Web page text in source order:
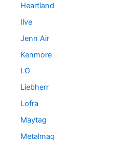
Heartland
Ilve
Jenn Air
Kenmore
LG
Liebherr
Lofra
Maytag
Metalmaq